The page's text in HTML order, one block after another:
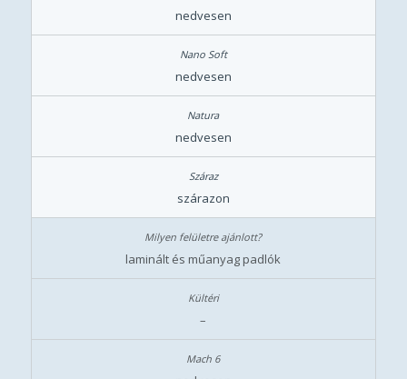
nedvesen
nedvesen
nedvesen
szárazon
laminált és műanyag padlók
–